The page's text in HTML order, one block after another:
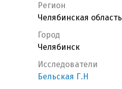
Регион
Челябинская область
Город
Челябинск
Исследователи
Бельская Г.Н